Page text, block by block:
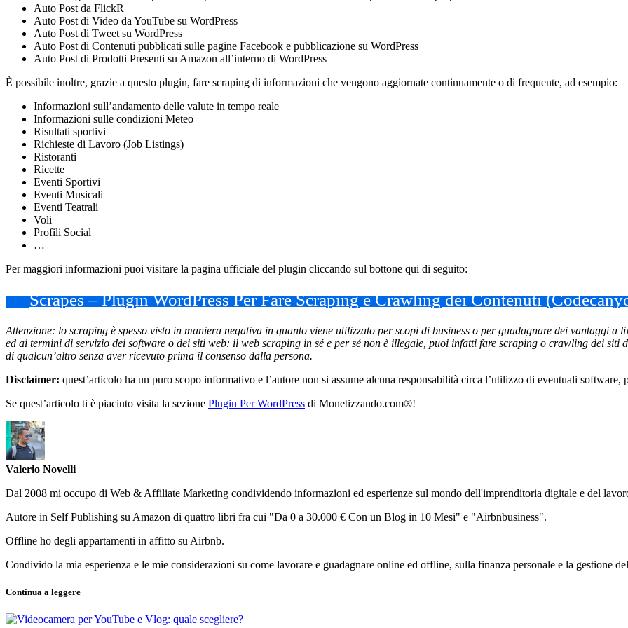
Auto Post da FlickR
Auto Post di Video da YouTube su WordPress
Auto Post di Tweet su WordPress
Auto Post di Contenuti pubblicati sulle pagine Facebook e pubblicazione su WordPress
Auto Post di Prodotti Presenti su Amazon all’interno di WordPress
È possibile inoltre, grazie a questo plugin, fare scraping di informazioni che vengono aggiornate continuamente o di frequente, ad esempio:
Informazioni sull’andamento delle valute in tempo reale
Informazioni sulle condizioni Meteo
Risultati sportivi
Richieste di Lavoro (Job Listings)
Ristoranti
Ricette
Eventi Sportivi
Eventi Musicali
Eventi Teatrali
Voli
Profili Social
…
Per maggiori informazioni puoi visitare la pagina ufficiale del plugin cliccando sul bottone qui di seguito:
Scrapes – Plugin WordPress Per Fare Scraping e Crawling dei Contenuti
Attenzione: lo scraping è spesso visto in maniera negativa in quanto viene utilizzato per scopi di business o per guadagnare dei vantaggi
ed ai termini di servizio dei software o dei siti web: il web scraping in sé e per sé non è illegale, puoi infatti fare scraping o crawling dei
di qualcun’altro senza aver ricevuto prima il consenso dalla persona.
Disclaimer: quest’articolo ha un puro scopo informativo e l’autore non si assume alcuna responsabilità circa l’utilizzo di eventuali
Se quest’articolo ti è piaciuto visita la sezione Plugin Per WordPress di Monetizzando.com®!
Valerio Novelli
Dal 2008 mi occupo di Web & Affiliate Marketing condividendo informazioni ed esperienze sul mondo dell'imprenditoria digitale e del
Autore in Self Publishing su Amazon di quattro libri fra cui "Da 0 a 30.000 € Con un Blog in 10 Mesi" e "Airbnbusiness".
Offline ho degli appartamenti in affitto su Airbnb.
Condivido la mia esperienza e le mie considerazioni su come lavorare e guadagnare online ed offline, sulla finanza personale e la gestione
Continua a leggere